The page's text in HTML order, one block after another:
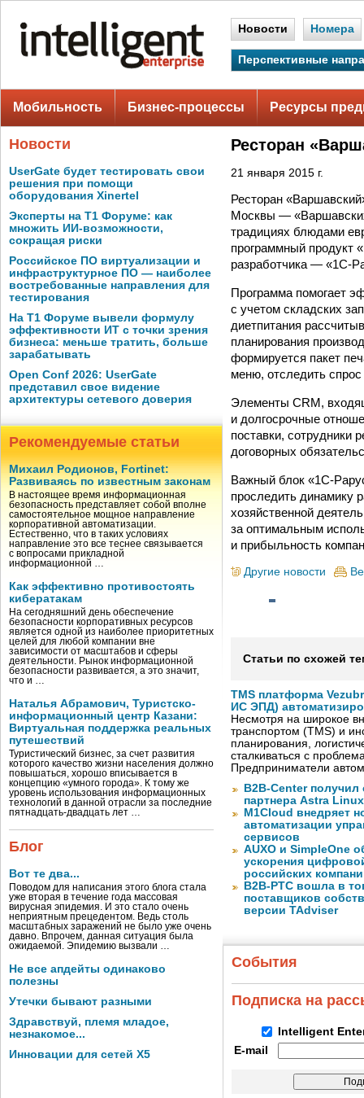
Новости Номера
Перспективные
Мобильность Бизнес-процессы Ресурсы
Новости
UserGate будет тестировать свои
решения при помощи
оборудования Xinertel
Эксперты на Т1 Форуме: как
множить ИИ-возможности,
сокращая риски
Российское ПО виртуализации и
инфраструктурное ПО — наиболее
востребованные направления для
тестирования
На Т1 Форуме вывели формулу
эффективности ИТ с точки зрения
бизнеса: меньше тратить, больше
зарабатывать
Open Conf 2026: UserGate
представил свое видение
архитектуры сетевого доверия
Рекомендуемые статьи
Михаил Родионов, Fortinet:
Развиваясь по известным законам
В настоящее время информационная
безопасность представляет собой вполне
самостоятельное мощное направление
корпоративной автоматизации.
Естественно, что в таких условиях
направление это все теснее связывается
с вопросами прикладной
информационной …
Как эффективно противостоять
кибератакам
На сегодняшний день обеспечение
безопасности корпоративных ресурсов
является одной из наиболее приоритетных
целей для любой компании вне
зависимости от масштабов и сферы
деятельности. Рынок информационной
безопасности развивается, а это значит,
что и …
Наталья Абрамович, Туристско-
информационный центр Казани:
Виртуальная поддержка реальных
путешествий
Туристический бизнес, за счет развития
которого качество жизни населения должно
повышаться, хорошо вписывается в
концепцию «умного города». К тому же
уровень использования информационных
технологий в данной отрасли за последние
пятнадцать-двадцать лет …
Блог
Вот те два...
Поводом для написания этого блога стала
уже вторая в течение года массовая
вирусная эпидемия. И это стало очень
неприятным прецедентом. Ведь столь
масштабных заражений не было уже очень
давно. Впрочем, данная ситуация была
ожидаемой. Эпидемию вызвали …
Не все апдейты одинаково
полезны
Утечки бывают разными
Здравствуй, племя младое,
незнакомое...
Инновации для сетей X5
Ресторан
21 января 2015 г.
Ресторан
Москвы —
традициях блюдами
программный продукт
разработчика — «1С-
Программа помогает
с учетом складских
диетпитания
планирования
формируется пакет
меню, отследить спрос
Элементы CRM,
и долгосрочные
поставки, сотрудники
договорных
Важный блок «1С-
проследить динамику
хозяйственной
за оптимальным
и прибыльность
Другие новости
Статьи по схожей
TMS платформа
ИС ЭПД)
Несмотря на широкое
транспортом (TMS) и
планирования,
сталкиваться с
Предприниматели
B2B-Center получил
партнера Astra Linux
M1Cloud внедряет
автоматизации
сервисов
AUXO и SimpleOne
ускорения
российских
B2B-РТС вошла в
поставщиков
версии TAdviser
События
Подписка на
Intelligent
E-mail